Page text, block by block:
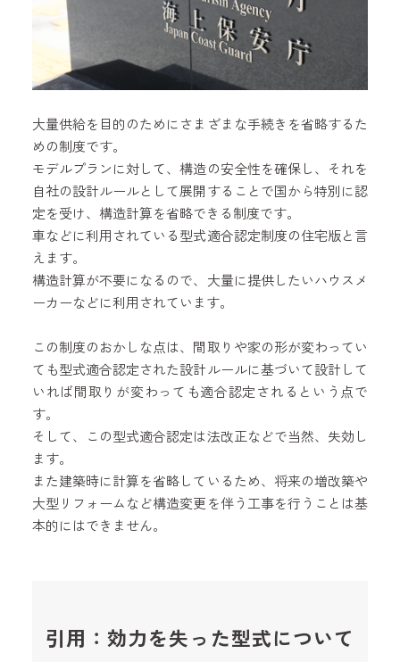
大量供給を目的のためにさまざまな手続きを省略するた
めの制度です。
モデルプランに対して、構造の安全性を確保し、それを
自社の設計ルールとして展開することで国から特別に認
定を受け、構造計算を省略できる制度です。
車などに利用されている型式適合認定制度の住宅版と言
えます。
構造計算が不要になるので、大量に提供したいハウスメ
ーカーなどに利用されています。
この制度のおかしな点は、間取りや家の形が変わってい
ても型式適合認定された設計ルールに基づいて設計して
いれば間取りが変わっても適合認定されるという点で
す。
そして、この型式適合認定は法改正などで当然、失効し
ます。
また建築時に計算を省略しているため、将来の増改築や
大型リフォームなど構造変更を伴う工事を行うことは基
本的にはできません。
引用：効力を失った型式について